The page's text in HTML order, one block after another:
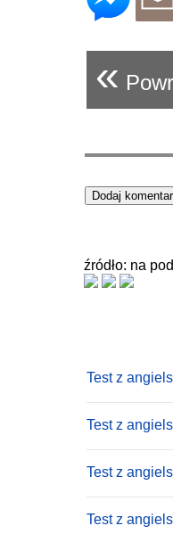
«
źródło: na
Test z
Test z
Test z
Test z